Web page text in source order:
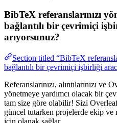
BibTeX referanslarınızı
bağlantılı bir çevrimiçi
arıyorsunuz?
Section titled “BibTeX
bağlantılı bir çevrimiçi işbirliği
Referanslarınızı, alıntılarınızı ve
yönetmeye yardımcı olacak bir
tam size göre olabilir! Sizi
güncel tutarken projelerde ekip ve
için olanak sağlar.